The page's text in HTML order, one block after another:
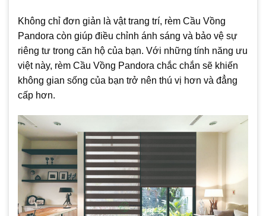
Không chỉ đơn giản là vật trang trí, rèm Cầu Vồng
Pandora còn giúp điều chỉnh ánh sáng và bảo vệ sự
riêng tư trong căn hộ của bạn. Với những tính năng ưu
việt này, rèm Cầu Vồng Pandora chắc chắn sẽ khiến
không gian sống của bạn trở nên thú vị hơn và đẳng
cấp hơn.